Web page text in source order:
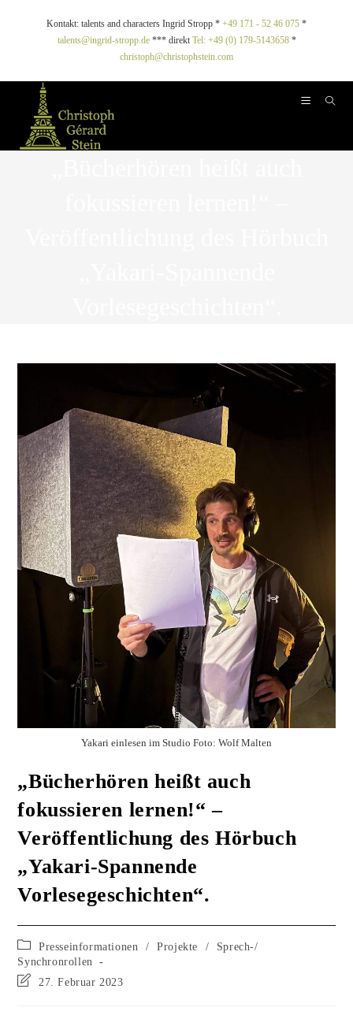
Kontakt: talents and characters Ingrid Stropp * +49 171 - 52 46 075 *
talents@ingrid-stropp.de*** direkt Tel: +49 (0) 179-5143658*
christoph@christophstein.com
Yakari einlesen im Studio Foto: Wolf Malten
„Bücherhören heißt auch
fokussieren lernen!“ –
Veröffentlichung des Hörbuch
„Yakari-Spannende
Vorlesegeschichten“.
Presseinformationen / Projekte /
Sprech-/
Synchronrollen
27. Februar 2023